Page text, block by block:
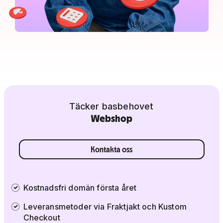
Täcker basbehovet
Webshop
Kontakta oss
Kostnadsfri domän första året
Leveransmetoder via Fraktjakt och Kustom
Checkout